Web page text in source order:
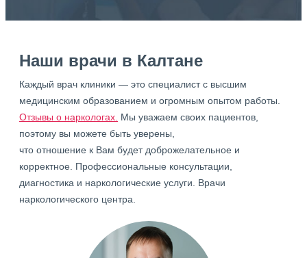
Наши врачи в Калтане
Каждый врач клиники — это специалист с высшим
медицинским образованием и огромным опытом работы.
Отзывы о наркологах. Мы уважаем своих пациентов,
поэтому вы можете быть уверены,
что отношение к Вам будет доброжелательное и
корректное. Профессиональные консультации,
диагностика и наркологические услуги. Врачи
наркологического центра.